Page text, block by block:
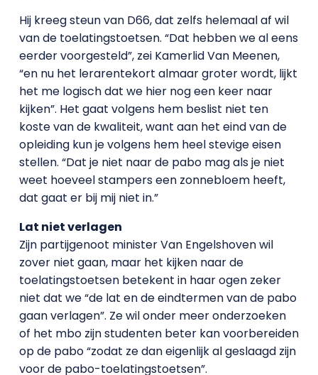
Hij kreeg steun van D66, dat zelfs helemaal af wil
van de toelatingstoetsen. “Dat hebben we al eens
eerder voorgesteld”, zei Kamerlid Van Meenen,
“en nu het lerarentekort almaar groter wordt, lijkt
het me logisch dat we hier nog een keer naar
kijken”. Het gaat volgens hem beslist niet ten
koste van de kwaliteit, want aan het eind van de
opleiding kun je volgens hem heel stevige eisen
stellen. “Dat je niet naar de pabo mag als je niet
weet hoeveel stampers een zonnebloem heeft,
dat gaat er bij mij niet in.”
Lat niet verlagen
Zijn partijgenoot minister Van Engelshoven wil
zover niet gaan, maar het kijken naar de
toelatingstoetsen betekent in haar ogen zeker
niet dat we “de lat en de eindtermen van de pabo
gaan verlagen”. Ze wil onder meer onderzoeken
of het mbo zijn studenten beter kan voorbereiden
op de pabo “zodat ze dan eigenlijk al geslaagd zijn
voor de pabo-toelatingstoetsen”.